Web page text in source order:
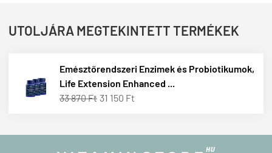
UTOLJÁRA MEGTEKINTETT TERMÉKEK
Emésztőrendszeri Enzimek és Probiotikumok,
Life Extension Enhanced ...
33 870 Ft 31 150 Ft